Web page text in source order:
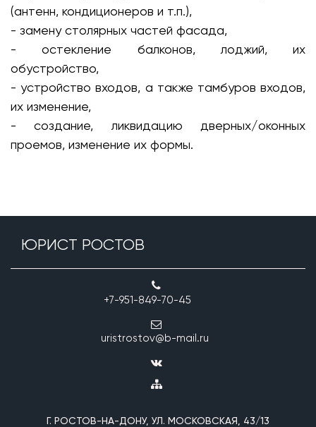
(антенн, кондиционеров и т.п.),
- замену столярных частей фасада,
- остекление балконов, лоджий, их
обустройство,
- устройство входов, а также тамбуров входов,
их изменение,
- создание, ликвидацию дверных/оконных
проемов, изменение их формы.
ЮРИСТ РОСТОВ
+7-951-849-70-45
uristrostov@b-mail.ru
Г. РОСТОВ-НА-ДОНУ, УЛ. МОСКОВСКАЯ, 43/13